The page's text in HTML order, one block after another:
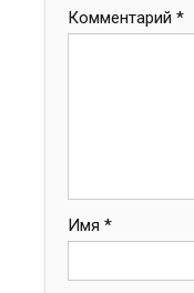
Комментарий *
Имя *